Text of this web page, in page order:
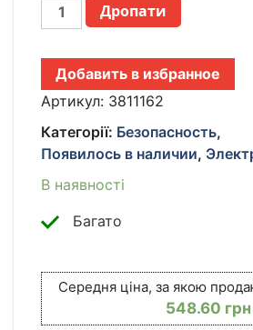
КАМЕРА
НАБЛЮДЕНИЕ,
WI-
FI
ОНЛАЙН
ПОВОРОТНАЯ,
НОЧНОЕ
ВИДЕНИЕ
КІЛЬКІСТЬ
Дропати
Добавить в избранное
Артикул: 3811162
Категорії: Безопасность,
Появилось в наличии,
В наявності
Багато
Середня ціна, за якою
548.60 грн